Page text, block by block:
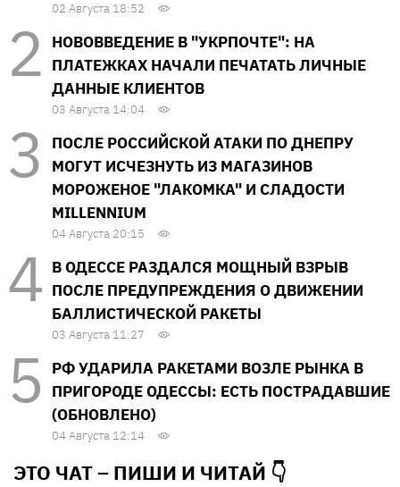
02 Августа 18:52
НОВОВВЕДЕНИЕ В "УКРПОЧТЕ": НА
ПЛАТЕЖКАХ НАЧАЛИ ПЕЧАТАТЬ ЛИЧНЫЕ
ДАННЫЕ КЛИЕНТОВ
03 Августа 14:04
ПОСЛЕ РОССИЙСКОЙ АТАКИ ПО ДНЕПРУ
МОГУТ ИСЧЕЗНУТЬ ИЗ МАГАЗИНОВ
МОРОЖЕНОЕ "ЛАКОМКА" И СЛАДОСТИ
MILLENNIUM
04 Августа 20:15
В ОДЕССЕ РАЗДАЛСЯ МОЩНЫЙ ВЗРЫВ
ПОСЛЕ ПРЕДУПРЕЖДЕНИЯ О ДВИЖЕНИИ
БАЛЛИСТИЧЕСКОЙ РАКЕТЫ
03 Августа 11:27
РФ УДАРИЛА РАКЕТАМИ ВОЗЛЕ РЫНКА В
ПРИГОРОДЕ ОДЕССЫ: ЕСТЬ ПОСТРАДАВШИЕ
(ОБНОВЛЕНО)
04 Августа 12:14
ЭТО ЧАТ – ПИШИ И ЧИТАЙ 👇